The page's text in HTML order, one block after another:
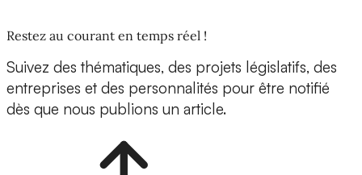
Restez au courant en temps réel !
Suivez des thématiques, des projets législatifs, des
entreprises et des personnalités pour être notifié
dès que nous publions un article.